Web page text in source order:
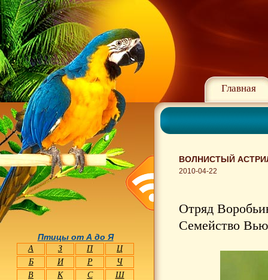
Главная
ВОЛНИСТЫЙ
2010-04-22
Отряд
Семейство
Птицы от А до Я
А З П
Ц
Б
И Р
Ч
В
К С
Ш